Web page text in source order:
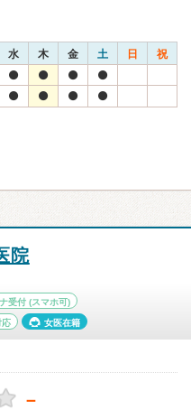
水 木 金 土 日 祝
院
受付 (スマホ可)
応 女医在籍
－